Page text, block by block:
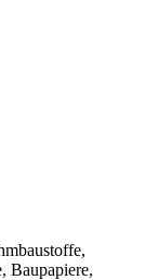
Baupapiere,